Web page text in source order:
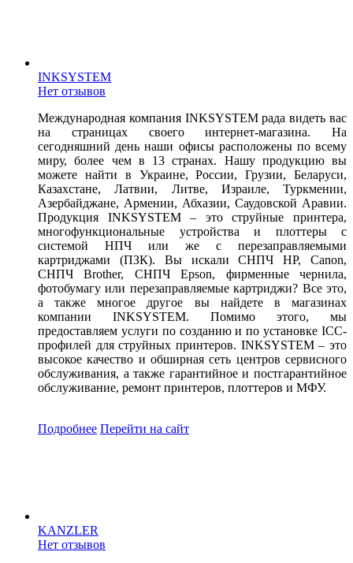
INKSYSTEM
Нет отзывов
Международная компания INKSYSTEM рада видеть вас
на страницах своего интернет-магазина. На
сегодняшний день наши офисы расположены по всему
миру, более чем в 13 странах. Нашу продукцию вы
можете найти в Украине, России, Грузии, Беларуси,
Казахстане, Латвии, Литве, Израиле, Туркмении,
Азербайджане, Армении, Абхазии, Саудовской Аравии.
Продукция INKSYSTEM – это струйные принтера,
многофункциональные устройства и плоттеры с
системой НПЧ или же с перезаправляемыми
картриджами (ПЗК). Вы искали СНПЧ HP, Canon,
СНПЧ Brother, СНПЧ Epson, фирменные чернила,
фотобумагу или перезаправляемые картриджи? Все это,
а также многое другое вы найдете в магазинах
компании INKSYSTEM. Помимо этого, мы
предоставляем услуги по созданию и по установке ICC-
профилей для струйных принтеров. INKSYSTEM – это
высокое качество и обширная сеть центров сервисного
обслуживания, а также гарантийное и постгарантийное
обслуживание, ремонт принтеров, плоттеров и МФУ.
Подробнее Перейти на сайт
KANZLER
Нет отзывов